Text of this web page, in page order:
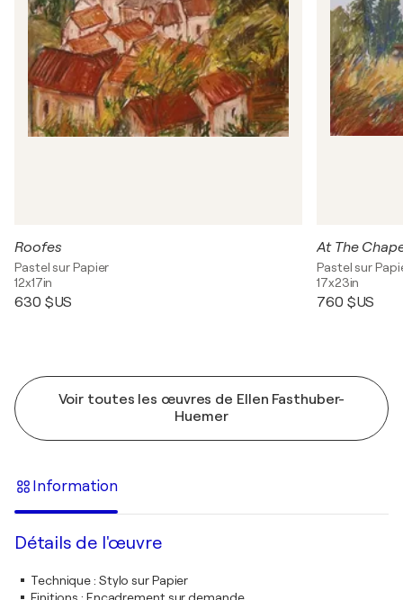
Roofes
Pastel sur Papier
12x17in
630 $US
At The
Pastel sur
17x23in
760 $US
Voir toutes les œuvres de Ellen Fasthuber-
Huemer
Information
Détails de l'œuvre
Technique: Stylo sur Papier